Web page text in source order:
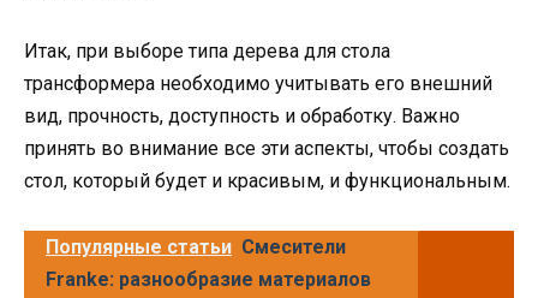
Итак, при выборе типа дерева для стола
трансформера необходимо учитывать его внешний
вид, прочность, доступность и обработку. Важно
принять во внимание все эти аспекты, чтобы создать
стол, который будет и красивым, и функциональным.
Популярные статьи Смесители
Franke: разнообразие материалов